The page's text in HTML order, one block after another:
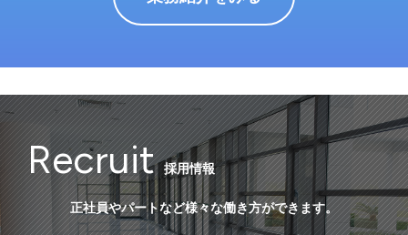
Recruit 採用情報
正社員やパートなど様々な働き方ができます。